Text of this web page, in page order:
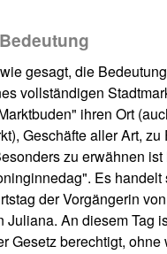
gesagt, die
vollständigen
ihren Ort
Geschäfte aller Art, zu
zu erwähnen ist
Es handelt
der Vorgängerin
Juliana. An diesem Tag
Gesetz berechtigt, ohne